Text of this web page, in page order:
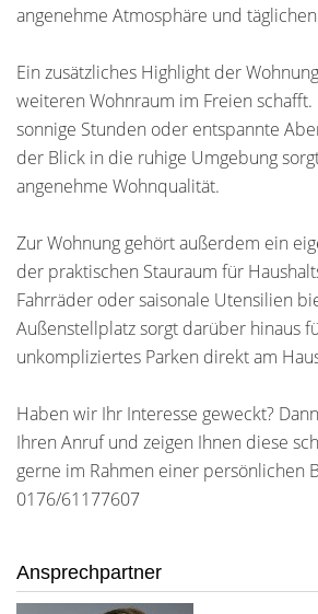
angenehme Atmosphäre und
Ein zusätzliches Highlight der
weiteren Wohnraum im Freien schafft.
sonnige Stunden oder entspannte
der Blick in die ruhige Umgebung
angenehme Wohnqualität.
Zur Wohnung gehört außerdem ein
der praktischen Stauraum für
Fahrräder oder saisonale Utensilien
Außenstellplatz sorgt darüber hinaus
unkompliziertes Parken direkt am
Haben wir Ihr Interesse geweckt?
Ihren Anruf und zeigen Ihnen diese
gerne im Rahmen einer persönlichen
0176/61177607
Ansprechpartner